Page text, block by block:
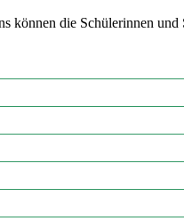
können die Schülerinnen